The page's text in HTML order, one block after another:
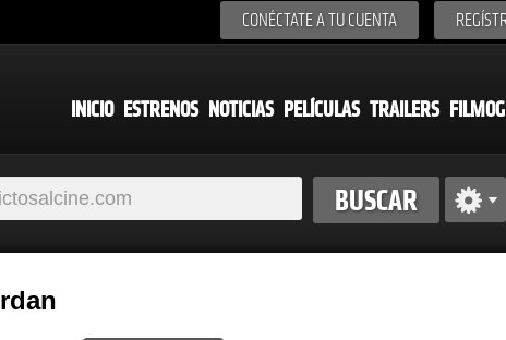
CONÉCTATE A TU CUENTA
INICIO ESTRENOS NOTICIAS PELÍCULAS TRAILERS